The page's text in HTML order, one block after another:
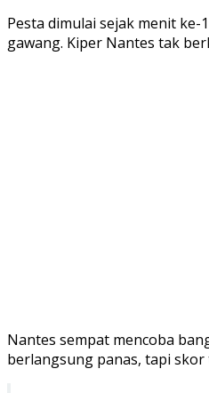
Pesta dimulai sejak menit
gawang. Kiper Nantes tak
Nantes sempat mencoba
berlangsung panas, tapi